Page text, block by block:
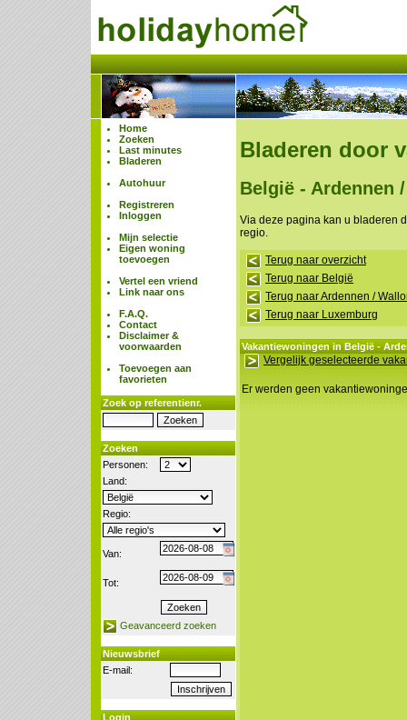
Home
Zoeken
Last minutes
Bladeren
Autohuur
Registreren
Inloggen
Mijn selectie
Eigen woning
toevoegen
Vertel een vriend
Link naar ons
F.A.Q.
Contact
Disclaimer &
voorwaarden
Toevoegen aan
favorieten
Zoek op referentienr.
Zoeken
Personen:
Land:
Regio:
Van:
Tot:
Geavanceerd zoeken
Nieuwsbrief
E-mail:
Login
Bladeren door
België - Ardennen
Via deze pagina kan u bladeren
regio.
Terug naar overzicht
Terug naar België
Terug naar Ardennen /
Terug naar Luxemburg
Vakantiewoningen in België -
Vergelijk geselecteerde
Er werden geen